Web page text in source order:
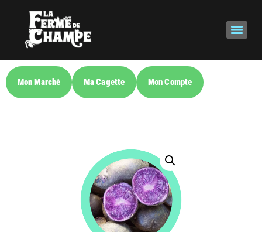
Mon Marché Ma Cagette Mon Compte